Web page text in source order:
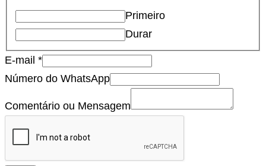
Primeiro
Durar
E-mail *
Número do WhatsApp
Comentário ou Mensagem